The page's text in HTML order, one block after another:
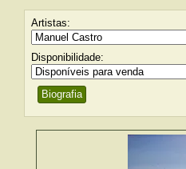
Artistas:
Disponibilidade:
Biografia